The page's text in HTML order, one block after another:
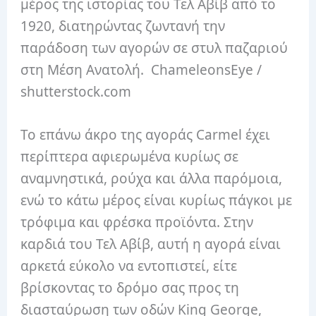
μέρος της ιστορίας του Τελ Αβίβ από το
1920, διατηρώντας ζωντανή την
παράδοση των αγορών σε στυλ παζαριού
στη Μέση Ανατολή. ChameleonsEye /
shutterstock.com
Το επάνω άκρο της αγοράς Carmel έχει
περίπτερα αφιερωμένα κυρίως σε
αναμνηστικά, ρούχα και άλλα παρόμοια,
ενώ το κάτω μέρος είναι κυρίως πάγκοι με
τρόφιμα και φρέσκα προϊόντα. Στην
καρδιά του Τελ Αβίβ, αυτή η αγορά είναι
αρκετά εύκολο να εντοπιστεί, είτε
βρίσκοντας το δρόμο σας προς τη
διασταύρωση των οδών King George,